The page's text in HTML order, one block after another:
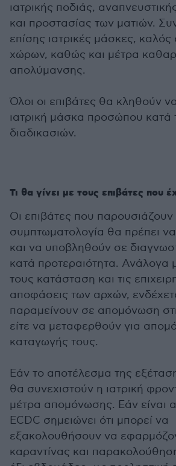
ιατρικής ποδιάς,
και προστασίας των ματιών.
επίσης ιατρικές μάσκες,
χώρων, καθώς και μέτρα
απολύμανσης.
Όλοι οι επιβάτες θα κληθούν
ιατρική μάσκα προσώπου κατά
διαδικασιών.
Τι θα γίνει με τους επιβάτες που
Οι επιβάτες που παρουσιάζουν
συμπτωματολογία θα πρέπει
και να υποβληθούν σε
κατά προτεραιότητα. Ανάλογα
τους κατάσταση και τις
αποφάσεις των αρχών,
παραμείνουν σε απομόνωση
είτε να μεταφερθούν για
καταγωγής τους.
Εάν το αποτέλεσμα της
θα συνεχιστούν η ιατρική
μέτρα απομόνωσης. Εάν είναι
ECDC σημειώνει ότι μπορεί να
εξακολουθήσουν να
καραντίνας και